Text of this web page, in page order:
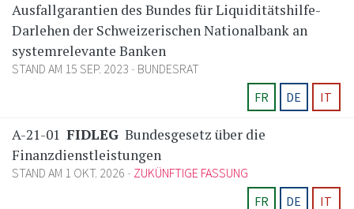
Ausfallgarantien des Bundes für Liquiditätshilfe-
Darlehen der Schweizerischen Nationalbank an
systemrelevante Banken
STAND AM 15 SEP. 2023
BUNDESRAT
FR
DE IT
A-21-01 FIDLEG Bundesgesetz über die
Finanzdienstleistungen
STAND AM 1 OKT. 2026
ZUKÜNFTIGE FASSUNG
FR
DE IT